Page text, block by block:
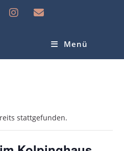
Menü
stattgefunden.